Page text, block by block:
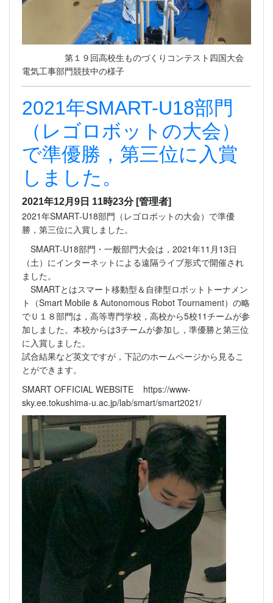
第１９回高校生ものづくりコンテスト四国大会
電気工事部門競技中の様子
2021年SMART-U18部門
（レゴロボットの大会）
で準優勝，第三位に入賞
しました。
2021年12月9日 11時23分 [管理者]
2021年SMART-U18部門（レゴロボットの大会）で準優
勝，第三位に入賞しました。
SMART-U18部門・一般部門大会は，2021年11月13日
（土）にインターネットによる遠隔ライブ形式で開催され
ました。
SMARTとはスマート移動型＆自律型ロボットトーナメン
ト（Smart Mobile & Autonomous Robot Tournament）の略
でＵ１８部門は，高等専門学校，高校から5校11チームが参
加しました。本校からは3チームが参加し，準優勝と第三位
に入賞しました。
試合結果など英文ですが，下記のホームページから見るこ
とができます。
SMART OFFICIAL WEBSITE https://www-
sky.ee.tokushima-u.ac.jp/lab/smart/smart2021/